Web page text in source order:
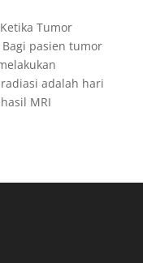
Tumor
pasien tumor
adalah hari
MRI